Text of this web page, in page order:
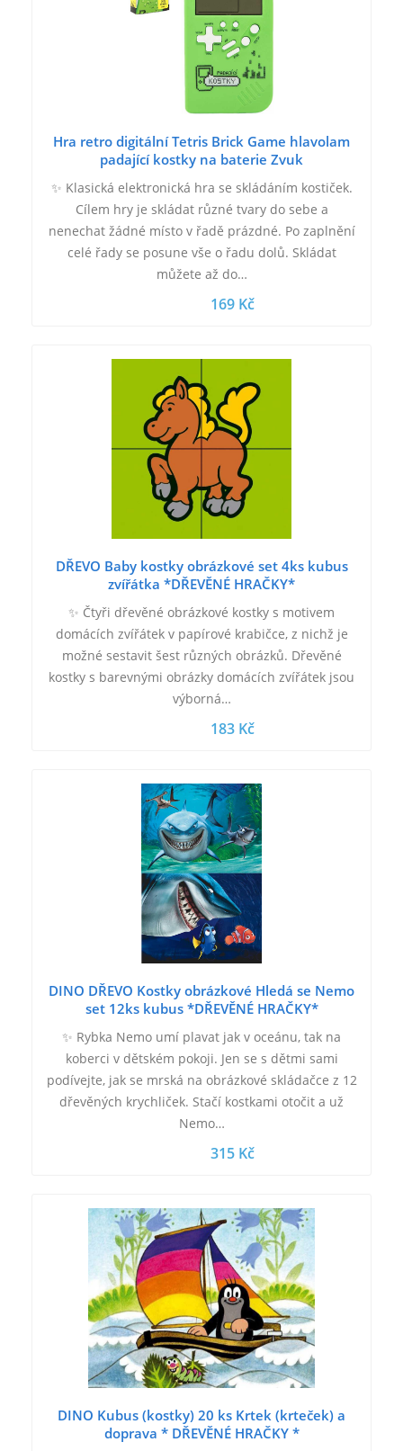
Hra retro digitální Tetris Brick Game hlavolam
padající kostky na baterie Zvuk
✨ Klasická elektronická hra se skládáním kostiček.
Cílem hry je skládat různé tvary do sebe a
nenechat žádné místo v řadě prázdné. Po zaplnění
celé řady se posune vše o řadu dolů. Skládat
můžete až do…
169 Kč
DŘEVO Baby kostky obrázkové set 4ks kubus
zvířátka *DŘEVĚNÉ HRAČKY*
✨ Čtyři dřevěné obrázkové kostky s motivem
domácích zvířátek v papírové krabičce, z nichž je
možné sestavit šest různých obrázků. Dřevěné
kostky s barevnými obrázky domácích zvířátek jsou
výborná…
183 Kč
DINO DŘEVO Kostky obrázkové Hledá se Nemo
set 12ks kubus *DŘEVĚNÉ HRAČKY*
✨ Rybka Nemo umí plavat jak v oceánu, tak na
koberci v dětském pokoji. Jen se s dětmi sami
podívejte, jak se mrská na obrázkové skládačce z 12
dřevěných krychliček. Stačí kostkami otočit a už
Nemo…
315 Kč
DINO Kubus (kostky) 20 ks Krtek (krteček) a
doprava * DŘEVĚNÉ HRAČKY *